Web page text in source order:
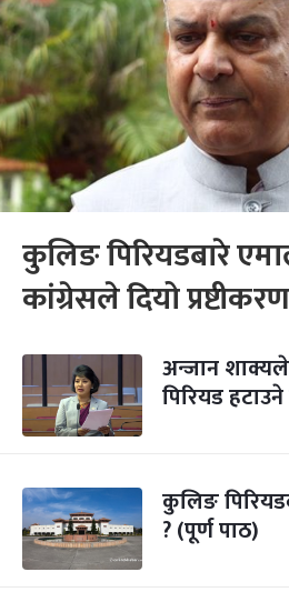
कुलिङ पिरियडबारे
कांग्रेसले दियो प्रष्टीकरण
अन्जान
पिरियड हटाउने
कुलिङ
? (पूर्ण पाठ)